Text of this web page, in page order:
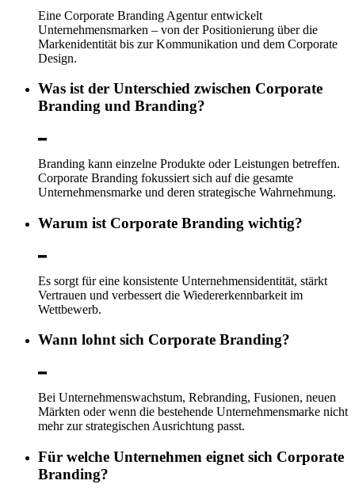
Eine Corporate Branding Agentur entwickelt
Unternehmensmarken – von der Positionierung über die
Markenidentität bis zur Kommunikation und dem Corporate
Design.
Was ist der Unterschied zwischen Corporate
Branding und Branding?
Branding kann einzelne Produkte oder Leistungen betreffen.
Corporate Branding fokussiert sich auf die gesamte
Unternehmensmarke und deren strategische Wahrnehmung.
Warum ist Corporate Branding wichtig?
Es sorgt für eine konsistente Unternehmensidentität, stärkt
Vertrauen und verbessert die Wiedererkennbarkeit im
Wettbewerb.
Wann lohnt sich Corporate Branding?
Bei Unternehmenswachstum, Rebranding, Fusionen, neuen
Märkten oder wenn die bestehende Unternehmensmarke nicht
mehr zur strategischen Ausrichtung passt.
Für welche Unternehmen eignet sich Corporate
Branding?